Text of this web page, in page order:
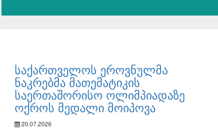
საქართველოს ეროვნულმა
ნაკრებმა მათემატიკის
საერთაშორისო ოლიმპიადაზე
ოქროს მედალი მოიპოვა
20.07.2026